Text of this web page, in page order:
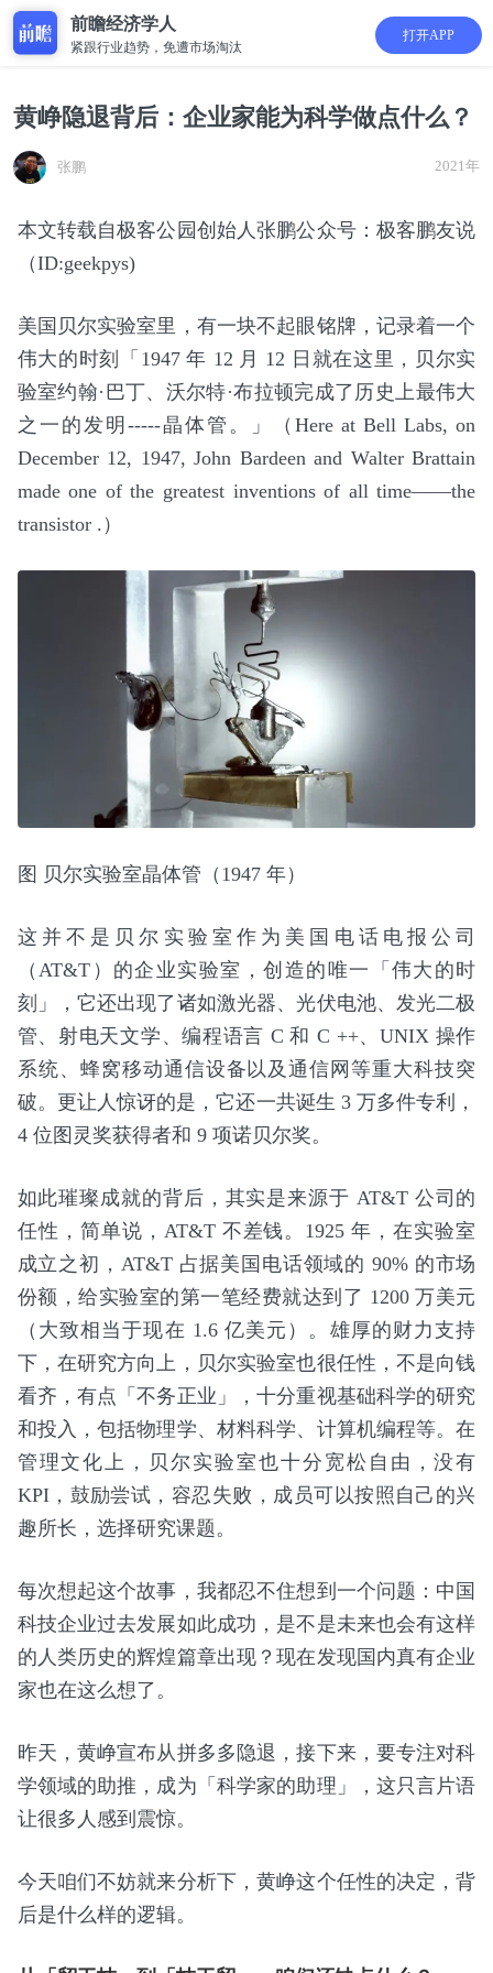
前瞻经济学人
紧跟行业趋势，免遭市场淘汰
打开APP
黄峥隐退背后：企业家能为科学做点什么？
张鹏 2021年
本文转载自极客公园创始人张鹏公众号：极客鹏友说
（ID:geekpys)
美国贝尔实验室里，有一块不起眼铭牌，记录着一个
伟大的时刻「1947 年 12 月 12 日就在这里，贝尔实
验室约翰·巴丁、沃尔特·布拉顿完成了历史上最伟大
之一的发明-----晶体管。」（Here at Bell Labs, on
December 12, 1947, John Bardeen and Walter Brattain
made one of the greatest inventions of all time——the
transistor .）
图 贝尔实验室晶体管（1947 年）
这并不是贝尔实验室作为美国电话电报公司
（AT&T）的企业实验室，创造的唯一「伟大的时
刻」，它还出现了诸如激光器、光伏电池、发光二极
管、射电天文学、编程语言 C 和 C ++、UNIX 操作
系统、蜂窝移动通信设备以及通信网等重大科技突
破。更让人惊讶的是，它还一共诞生 3 万多件专利，
4 位图灵奖获得者和 9 项诺贝尔奖。
如此璀璨成就的背后，其实是来源于 AT&T 公司的
任性，简单说，AT&T 不差钱。1925 年，在实验室
成立之初，AT&T 占据美国电话领域的 90% 的市场
份额，给实验室的第一笔经费就达到了 1200 万美元
（大致相当于现在 1.6 亿美元）。雄厚的财力支持
下，在研究方向上，贝尔实验室也很任性，不是向钱
看齐，有点「不务正业」，十分重视基础科学的研究
和投入，包括物理学、材料科学、计算机编程等。在
管理文化上，贝尔实验室也十分宽松自由，没有
KPI，鼓励尝试，容忍失败，成员可以按照自己的兴
趣所长，选择研究课题。
每次想起这个故事，我都忍不住想到一个问题：中国
科技企业过去发展如此成功，是不是未来也会有这样
的人类历史的辉煌篇章出现？现在发现国内真有企业
家也在这么想了。
昨天，黄峥宣布从拼多多隐退，接下来，要专注对科
学领域的助推，成为「科学家的助理」，这只言片语
让很多人感到震惊。
今天咱们不妨就来分析下，黄峥这个任性的决定，背
后是什么样的逻辑。